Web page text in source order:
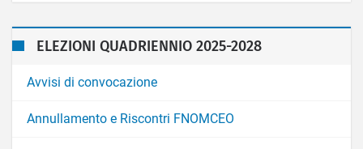
ELEZIONI QUADRIENNIO 2025-2028
Avvisi di convocazione
Annullamento e Riscontri FNOMCEO